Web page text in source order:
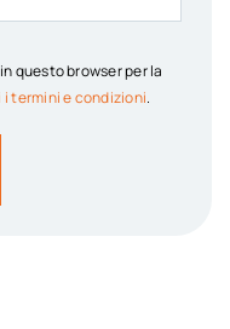
questo browser per la
i termini e condizioni.